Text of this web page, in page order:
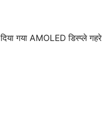
गया AMOLED डिस्प्ले गहरे